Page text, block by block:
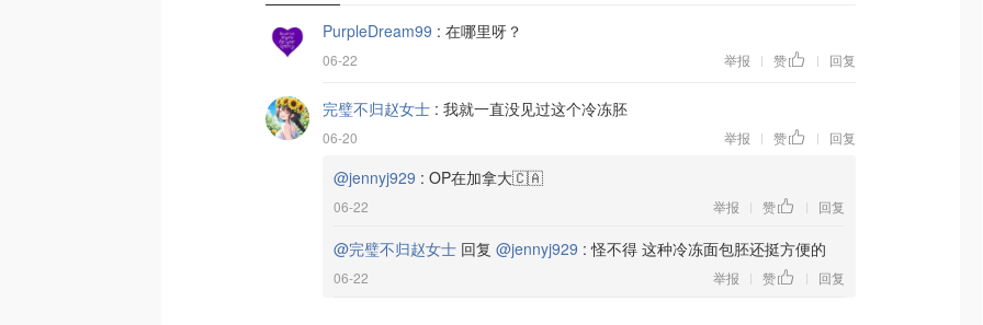
PurpleDream99 : 在哪里呀？
06-22 举报 | 赞 | 回复
完璧不归赵女士 : 我就一直没见过这个冷冻胚
06-20 举报 | 赞 | 回复
@jennyj929 : OP在加拿大🇨🇦
06-22 举报 | 赞 | 回复
@完璧不归赵女士 回复 @jennyj929 :怪不得 这种冷冻面包胚还挺方便的
06-22 举报 | 赞 | 回复